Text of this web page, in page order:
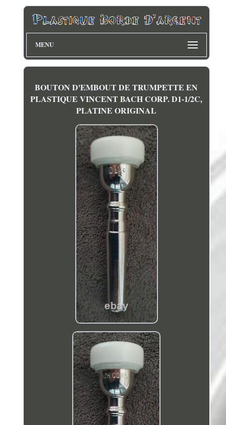
MENU
BOUTON D'EMBOUT DE TRUMPETTE EN
PLASTIQUE VINCENT BACH CORP. D1-1/2C,
PLATINE ORIGINAL